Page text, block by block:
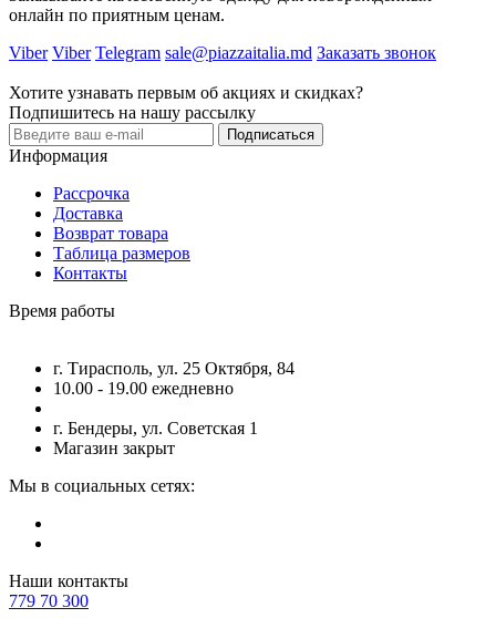
онлайн по приятным ценам.
Viber Viber Telegram sale@piazzaitalia.md Заказать звонок
Хотите узнавать первым об акциях и скидках?
Подпишитесь на нашу рассылку
Подписаться
Информация
Рассрочка
Доставка
Возврат товара
Таблица размеров
Контакты
Время работы
г. Тирасполь, ул. 25 Октября, 84
10.00 - 19.00 ежедневно
г. Бендеры, ул. Советская 1
Магазин закрыт
Мы в социальных сетях:
Наши контакты
779 70 300